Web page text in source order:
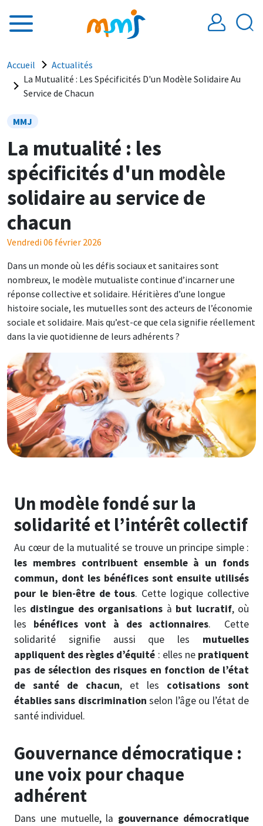
Fil d'Ariane
Accueil
Actualités
La Mutualité : Les Spécificités D'un Modèle Solidaire Au
Service de Chacun
MMJ
La mutualité : les
spécificités d'un modèle
solidaire au service de
chacun
Vendredi 06 février 2026
Dans un monde où les défis sociaux et sanitaires sont
nombreux, le modèle mutualiste continue d’incarner une
réponse collective et solidaire. Héritières d’une longue
histoire sociale, les mutuelles sont des acteurs de l’économie
sociale et solidaire. Mais qu’est-ce que cela signifie réellement
dans la vie quotidienne de leurs adhérents ?
Image
Un modèle fondé sur la
solidarité et l’intérêt collectif
Au cœur de la mutualité se trouve un principe simple :
les membres contribuent ensemble à un fonds
commun, dont les bénéfices sont ensuite utilisés
pour le bien-être de tous. Cette logique collective
les distingue des organisations à but lucratif, où
les bénéfices vont à des actionnaires.
Cette
solidarité signifie aussi que les mutuelles
appliquent des règles d’équité : elles ne pratiquent
pas de sélection des risques en fonction de l’état
de santé de chacun, et les cotisations sont
établies sans discrimination selon l’âge ou l’état de
santé individuel.
Gouvernance démocratique :
une voix pour chaque
adhérent
Dans une mutuelle, la gouvernance démocratique